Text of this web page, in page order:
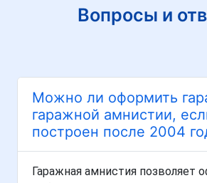
Вопросы и
Можно ли оформить
гаражной амнистии,
построен после 2004
Гаражная амнистия позволяет